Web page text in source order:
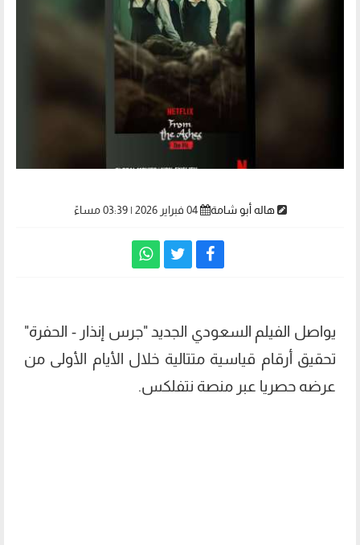
هاله أبو شامة 04 فبراير 2026 | 03:39 مساءً
يواصل الفيلم السعودي الجديد "جرس إنذار - الحفرة"
تحقيق أرقام قياسية متتالية خلال الأيام الأولى من
عرضه حصريا عبر منصة نتفلكس.